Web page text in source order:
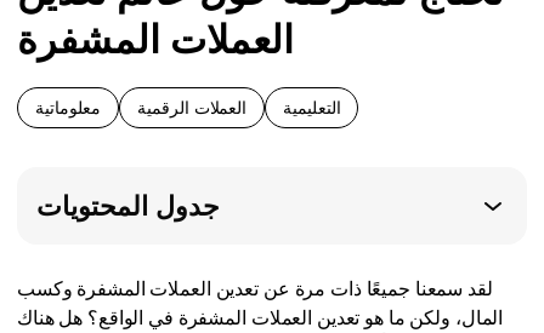
العملات المشفرة
معلوماتية العملات الرقمية التعليمية
جدول المحتويات
لقد سمعنا جميعًا ذات مرة عن تعدين العملات المشفرة وكسب
المال، ولكن ما هو تعدين العملات المشفرة في الواقع؟ هل هناك